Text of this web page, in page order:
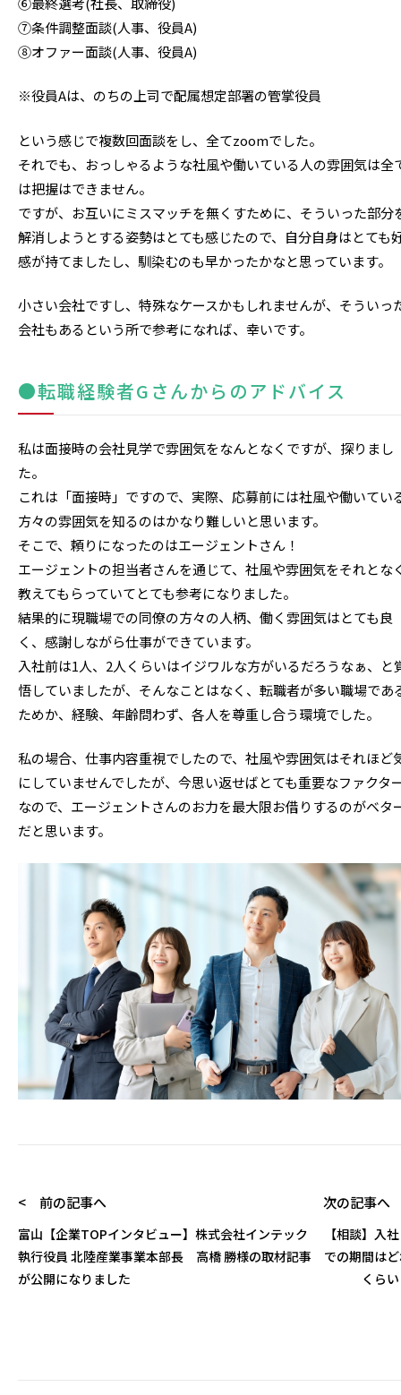
⑦条件調整面談(人事、役員A)
⑧オファー面談(人事、役員A)
※役員Aは、のちの上司で配属想定部署の管掌役員
という感じで複数回面談をし、全てzoomでした。
それでも、おっしゃるような社風や働いている人の雰囲気は全
は把握はできません。
ですが、お互いにミスマッチを無くすために、そういった部分
解消しようとする姿勢はとても感じたので、自分自身はとても
感が持てましたし、馴染むのも早かったかなと思っています。
小さい会社ですし、特殊なケースかもしれませんが、そういっ
会社もあるという所で参考になれば、幸いです。
●転職経験者Gさんからのアドバイス
私は面接時の会社見学で雰囲気をなんとなくですが、探りまし
た。
これは「面接時」ですので、実際、応募前には社風や働いてい
方々の雰囲気を知るのはかなり難しいと思います。
そこで、頼りになったのはエージェントさん！
エージェントの担当者さんを通じて、社風や雰囲気をそれとな
教えてもらっていてとても参考になりました。
結果的に現職場での同僚の方々の人柄、働く雰囲気はとても良
く、感謝しながら仕事ができています。
入社前は1人、2人くらいはイジワルな方がいるだろうなぁ、と
悟していましたが、そんなことはなく、転職者が多い職場であ
ためか、経験、年齢問わず、各人を尊重し合う環境でした。
私の場合、仕事内容重視でしたので、社風や雰囲気はそれほど
にしていませんでしたが、今思い返せばとても重要なファクタ
なので、エージェントさんのお力を最大限お借りするのがベタ
だと思います。
< 前の記事へ
富山【企業TOPインタビュー】株式会社インテック
執行役員 北陸産業事業本部長 高橋 勝様の取材記事
が公開になりました
次の記事
【相談】入
での期間は
くら